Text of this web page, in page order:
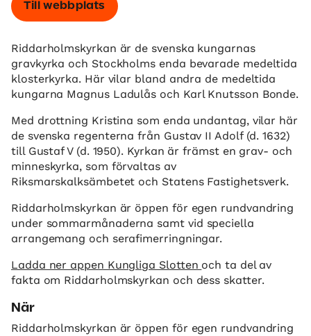
Till webbplats
Riddarholmskyrkan är de svenska kungarnas
gravkyrka och Stockholms enda bevarade medeltida
klosterkyrka. Här vilar bland andra de medeltida
kungarna Magnus Ladulås och Karl Knutsson Bonde.
Med drottning Kristina som enda undantag, vilar här
de svenska regenterna från Gustav II Adolf (d. 1632)
till Gustaf V (d. 1950). Kyrkan är främst en grav- och
minneskyrka, som förvaltas av
Riksmarskalksämbetet och Statens Fastighetsverk.
Riddarholmskyrkan är öppen för egen rundvandring
under sommarmånaderna samt vid speciella
arrangemang och serafimerringningar.
Ladda ner appen Kungliga Slotten och ta del av
fakta om Riddarholmskyrkan och dess skatter.
När
Riddarholmskyrkan är öppen för egen rundvandring